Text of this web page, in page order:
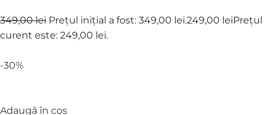
349,00 lei Prețul inițial a fost: 349,00 lei.249,00 leiPrețul
curent este: 249,00 lei.
-30%
Adaugă în coș